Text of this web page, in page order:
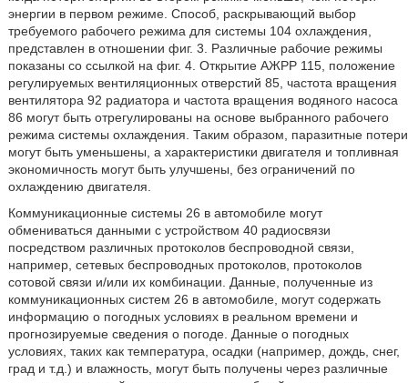
энергии в первом режиме. Способ, раскрывающий выбор
требуемого рабочего режима для системы 104 охлаждения,
представлен в отношении фиг. 3. Различные рабочие режимы
показаны со ссылкой на фиг. 4. Открытие АЖРР 115, положение
регулируемых вентиляционных отверстий 85, частота вращения
вентилятора 92 радиатора и частота вращения водяного насоса
86 могут быть отрегулированы на основе выбранного рабочего
режима системы охлаждения. Таким образом, паразитные потери
могут быть уменьшены, а характеристики двигателя и топливная
экономичность могут быть улучшены, без ограничений по
охлаждению двигателя.
Коммуникационные системы 26 в автомобиле могут
обмениваться данными с устройством 40 радиосвязи
посредством различных протоколов беспроводной связи,
например, сетевых беспроводных протоколов, протоколов
сотовой связи и/или их комбинации. Данные, полученные из
коммуникационных систем 26 в автомобиле, могут содержать
информацию о погодных условиях в реальном времени и
прогнозируемые сведения о погоде. Данные о погодных
условиях, таких как температура, осадки (например, дождь, снег,
град и т.д.) и влажность, могут быть получены через различные